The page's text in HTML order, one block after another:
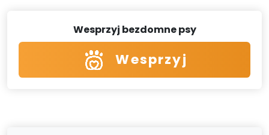
Wesprzyj bezdomne psy
Wesprzyj